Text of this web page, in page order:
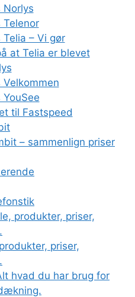
Norlys
Telenor
– Vi gør
at Telia er blevet
til Fastspeed
– sammenlign priser
produkter, priser,
priser,
hvad du har brug for